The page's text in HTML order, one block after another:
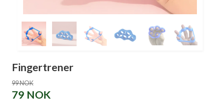
Fingertrener
99 NOK
79 NOK